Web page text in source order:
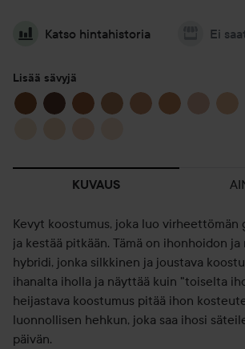
Katso hintahistoria Ei
Lisää sävyjä
KUVAUS
Kevyt koostumus, joka luo virheettömän
ja kestää pitkään. Tämä on ihonhoidon
hybridi, jonka silkkinen ja joustava
ihanalta iholla ja näyttää kuin "toiselta
heijastava koostumus pitää ihon
luonnollisen hehkun, joka saa ihosi
päivän.